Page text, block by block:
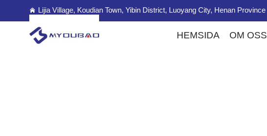
Lijia Village, Koudian Town, Yibin District, Luoyang City, Henan Province
HEMSIDA OM OSS